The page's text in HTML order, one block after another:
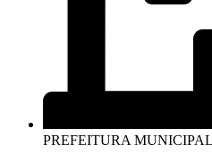
PREFEITURA